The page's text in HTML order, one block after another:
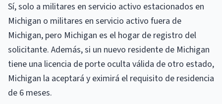
Sí, solo a militares en servicio activo estacionados en
Michigan o militares en servicio activo fuera de
Michigan, pero Michigan es el hogar de registro del
solicitante. Además, si un nuevo residente de Michigan
tiene una licencia de porte oculta válida de otro estado,
Michigan la aceptará y eximirá el requisito de residencia
de 6 meses.